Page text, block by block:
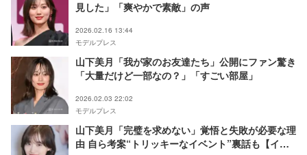
見した」「爽やかで素敵」の声
2026.02.16 13:44
モデルプレス
山下美月「我が家のお友達たち」公開にファン驚き
「大量だけど一部なの？」「すごい部屋」
2026.02.03 22:02
モデルプレス
山下美月「完璧を求めない」覚悟と失敗が必要な理
由 自ら考案“トリッキーなイベント”裏話も【イン